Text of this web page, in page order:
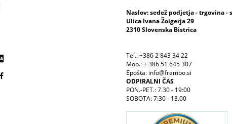
Naslov: sedež podjetja - trgovina -
Ulica Ivana Žolgerja 29
2310 Slovenska Bistrica
Tel.: +386 2 843 34 22
Mob.: + 386 51 645 307
Epošta: info@frambo.si
ODPIRALNI ČAS
PON.-PET.: 7.30 - 19:00
SOBOTA: 7:30 - 13.00